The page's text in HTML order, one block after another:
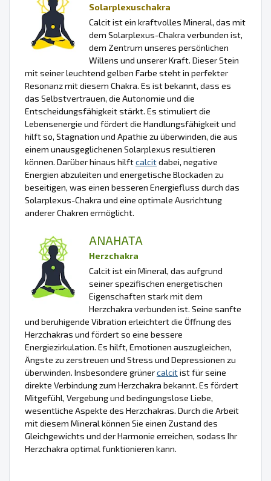
Solarplexuschakra
Calcit ist ein kraftvolles Mineral, das mit
dem Solarplexus-Chakra verbunden ist,
dem Zentrum unseres persönlichen
Willens und unserer Kraft. Dieser Stein
mit seiner leuchtend gelben Farbe steht in perfekter
Resonanz mit diesem Chakra. Es ist bekannt, dass es
das Selbstvertrauen, die Autonomie und die
Entscheidungsfähigkeit stärkt. Es stimuliert die
Lebensenergie und fördert die Handlungsfähigkeit und
hilft so, Stagnation und Apathie zu überwinden, die aus
einem unausgeglichenen Solarplexus resultieren
können. Darüber hinaus hilftcalcitdabei, negative
Energien abzuleiten und energetische Blockaden zu
beseitigen, was einen besseren Energiefluss durch das
Solarplexus-Chakra und eine optimale Ausrichtung
anderer Chakren ermöglicht.
ANAHATA
Herzchakra
Calcit ist ein Mineral, das aufgrund
seiner spezifischen energetischen
Eigenschaften stark mit dem
Herzchakra verbunden ist. Seine sanfte
und beruhigende Vibration erleichtert die Öffnung des
Herzchakras und fördert so eine bessere
Energiezirkulation. Es hilft, Emotionen auszugleichen,
Ängste zu zerstreuen und Stress und Depressionen zu
überwinden. Insbesondere grünercalcitist für seine
direkte Verbindung zum Herzchakra bekannt. Es fördert
Mitgefühl, Vergebung und bedingungslose Liebe,
wesentliche Aspekte des Herzchakras. Durch die Arbeit
mit diesem Mineral können Sie einen Zustand des
Gleichgewichts und der Harmonie erreichen, sodass Ihr
Herzchakra optimal funktionieren kann.